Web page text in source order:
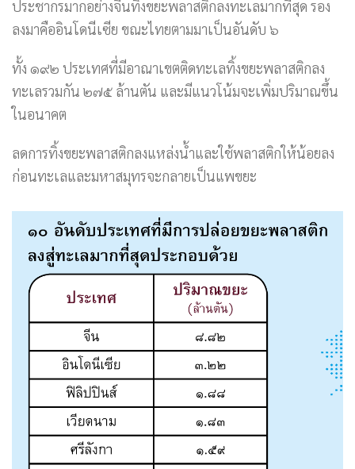
ประชากรมากอย่างจีนทิ้งขยะพลาสติกลงทะเลมากที่สุด รอง
ลงมาคืออินโดนีเซีย ขณะไทยตามมาเป็นอันดับ ๖
ทั้ง ๑๙๒ ประเทศที่มีอาณาเขตติดทะเลทิ้งขยะพลาสติกลง
ทะเลรวมกัน ๒๗๕ ล้านตัน และมีแนวโน้มจะเพิ่มปริมาณขึ้น
ในอนาคต
ลดการทิ้งขยะพลาสติกลงแหล่งน้ำและใช้พลาสติกให้น้อยลง
ก่อนทะเลและมหาสมุทรจะกลายเป็นแพขยะ